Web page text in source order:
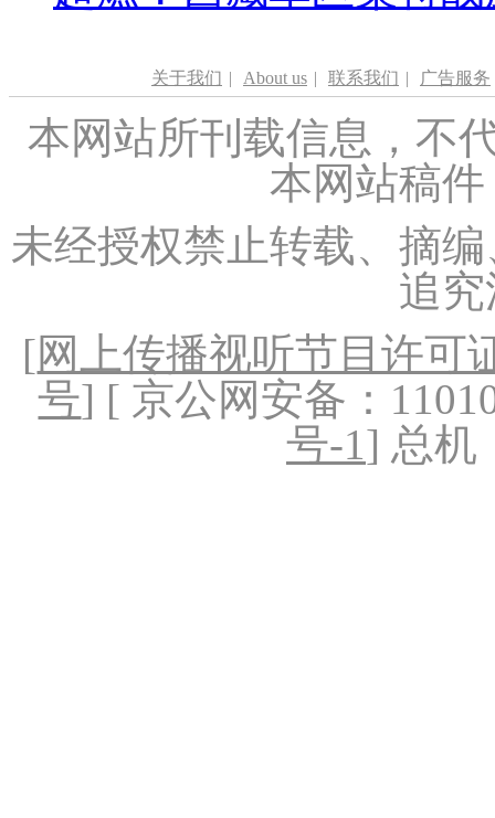
关于我们 | About us | 联系我们 | 广告服务
本网站所刊载信息，不
本网站稿
未经授权禁止转载、摘
追
[网上传播视听节目许可
号] [ 京公网安备：
号-1] 总机